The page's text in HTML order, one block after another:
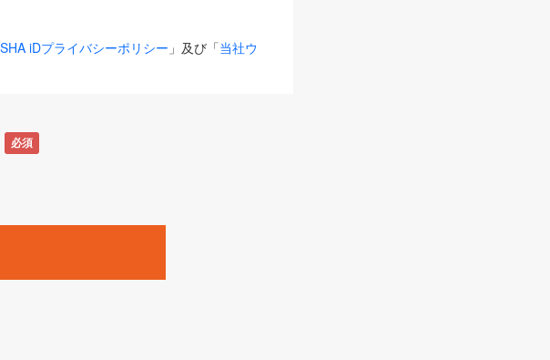
iDプライバシーポリシー 」及び「当社ウ
が変更された場合、変更後のサービスを含
ンペーンをいいます。
」「ECzine」「Biz/Zine」「HRzine」
必須